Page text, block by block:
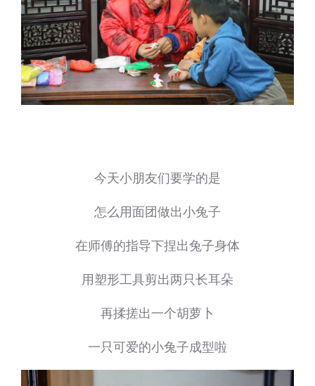
今天小朋友们要学的是
怎么用面团做出小兔子
在师傅的指导下捏出兔子身体
用塑形工具剪出两只长耳朵
再揉搓出一个胡萝卜
一只可爱的小兔子成型啦